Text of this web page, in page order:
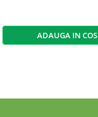
ADAUGA IN COS